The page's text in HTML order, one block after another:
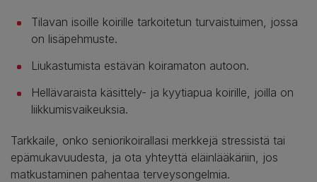
Tilavan isoille koirille tarkoitetun turvaistuimen, jossa
on lisäpehmuste.
Liukastumista estävän koiramaton autoon.
Hellävaraista käsittely- ja kyytiapua koirille, joilla on
liikkumisvaikeuksia.
Tarkkaile, onko seniorikoirallasi merkkejä stressistä tai
epämukavuudesta, ja ota yhteyttä eläinlääkäriin, jos
matkustaminen pahentaa terveysongelmia.